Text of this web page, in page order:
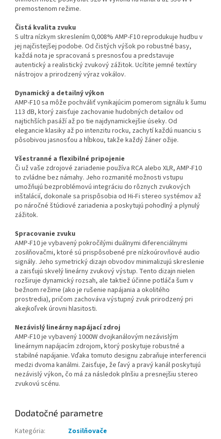
premostenom režime.
Čistá kvalita zvuku
S ultra nízkym skreslením 0,008% AMP-F10 reprodukuje hudbu v
jej najčistejšej podobe. Od čistých výšok po robustné basy,
každá nota je spracovaná s presnosťou a predstavuje
autentický a realistický zvukový zážitok. Ucítite jemné textúry
nástrojov a prirodzený výraz vokálov.
Dynamický a detailný výkon
AMP-F10 sa môže pochváliť vynikajúcim pomerom signálu k šumu
113 dB, ktorý zaisťuje zachovanie hudobných detailov od
najtichších pasáží až po tie najdynamickejšie úseky. Od
elegancie klasiky až po intenzitu rocku, zachytí každú nuanciu s
pôsobivou jasnosťou a hĺbkou, takže každý žáner ožije.
Všestranné a flexibilné pripojenie
Či už vaše zdrojové zariadenie používa RCA alebo XLR, AMP-F10
to zvládne bez námahy. Jeho rozmanité možnosti vstupu
umožňujú bezproblémovú integráciu do rôznych zvukových
inštalácií, dokonale sa prispôsobia od Hi-Fi stereo systémov až
po náročné štúdiové zariadenia a poskytujú pohodlný a plynulý
zážitok.
Spracovanie zvuku
AMP-F10 je vybavený pokročilými duálnymi diferenciálnymi
zosilňovačmi, ktoré sú prispôsobené pre nízkoúrovňové audio
signály. Jeho symetrický dizajn obvodov minimalizujú skreslenie
a zaisťujú skvelý lineárny zvukový výstup. Tento dizajn nielen
rozširuje dynamický rozsah, ale taktiež účinne potláča šum v
bežnom režime (ako je rušenie napájania a okolitého
prostredia), pričom zachováva výstupný zvuk prirodzený pri
akejkoľvek úrovni hlasitosti.
Nezávislý lineárny napájací zdroj
AMP-F10 je vybavený 1000W dvojkanálovým nezávislým
lineárnym napájacím zdrojom, ktorý poskytuje robustné a
stabilné napájanie. Vďaka tomuto designu zabraňuje interferencii
medzi dvoma kanálmi. Zaisťuje, že ľavý a pravý kanál poskytujú
nezávislý výkon, čo má za následok plnšiu a presnejšiu stereo
zvukovú scénu.
Dodatočné parametre
Kategória:
Zosilňovače